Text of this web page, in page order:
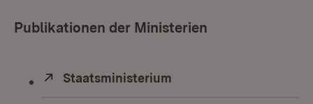
Publikationen der Ministerien
Extern:
Staatsministerium